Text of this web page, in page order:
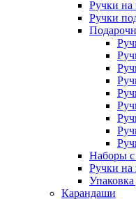
Ручки
Ручки
Наборы с
Ручки на
Карандаши